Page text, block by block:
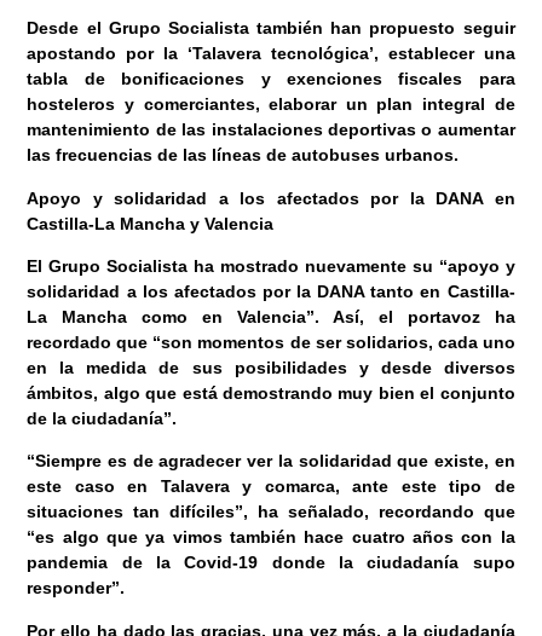
Desde el Grupo Socialista también han propuesto seguir
apostando por la ‘Talavera tecnológica’, establecer una
tabla de bonificaciones y exenciones fiscales para
hosteleros y comerciantes, elaborar un plan integral de
mantenimiento de las instalaciones deportivas o aumentar
las frecuencias de las líneas de autobuses urbanos.
Apoyo y solidaridad a los afectados por la DANA en
Castilla-La Mancha y Valencia
El Grupo Socialista ha mostrado nuevamente su “apoyo y
solidaridad a los afectados por la DANA tanto en Castilla-
La Mancha como en Valencia”. Así, el portavoz ha
recordado que “son momentos de ser solidarios, cada uno
en la medida de sus posibilidades y desde diversos
ámbitos, algo que está demostrando muy bien el conjunto
de la ciudadanía”.
“Siempre es de agradecer ver la solidaridad que existe, en
este caso en Talavera y comarca, ante este tipo de
situaciones tan difíciles”, ha señalado, recordando que
“es algo que ya vimos también hace cuatro años con la
pandemia de la Covid-19 donde la ciudadanía supo
responder”.
Por ello ha dado las gracias, una vez más, a la ciudadanía